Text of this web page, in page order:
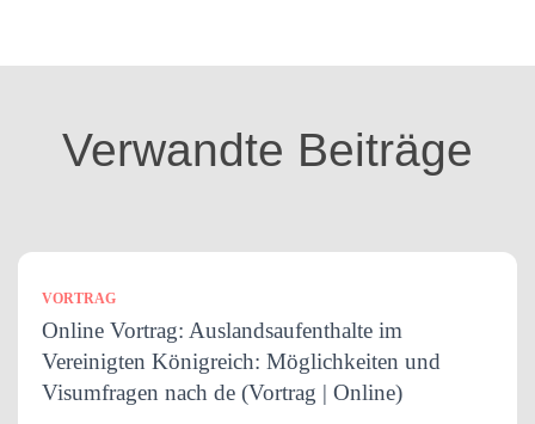
o
Verwandte Beiträge
VORTRAG
Online Vortrag: Auslandsaufenthalte im
Vereinigten Königreich: Möglichkeiten und
Visumfragen nach de (Vortrag | Online)